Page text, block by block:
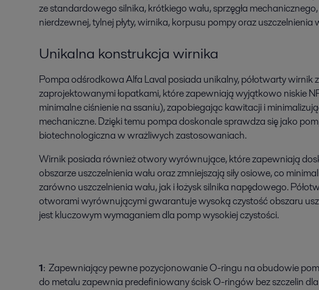
ze standardowego silnika, krótkiego wału, sprzęgła
nierdzewnej, tylnej płyty, wirnika, korpusu pompy oraz uszczelnienia
Unikalna konstrukcja wirnika
Pompa odśrodkowa Alfa Laval posiada unikalny, półotwarty wirnik
zaprojektowanymi łopatkami, które zapewniają wyjątkowo niskie
minimalne ciśnienie na ssaniu), zapobiegając kawitacji i
mechaniczne. Dzięki temu pompa doskonale sprawdza się jako
biotechnologiczna w wrażliwych zastosowaniach.
Wirnik posiada również otwory wyrównujące, które zapewniają
obszarze uszczelnienia wału oraz zmniejszają siły osiowe, co
zarówno uszczelnienia wału, jak i łożysk silnika napędowego.
otworami wyrównującymi gwarantuje wysoką czystość obszaru
jest kluczowym wymaganiem dla pomp wysokiej czystości.
1: Zapewniający pewne pozycjonowanie O-ringu na obudowie
do metalu zapewnia predefiniowany ścisk O-ringów bez szczelin